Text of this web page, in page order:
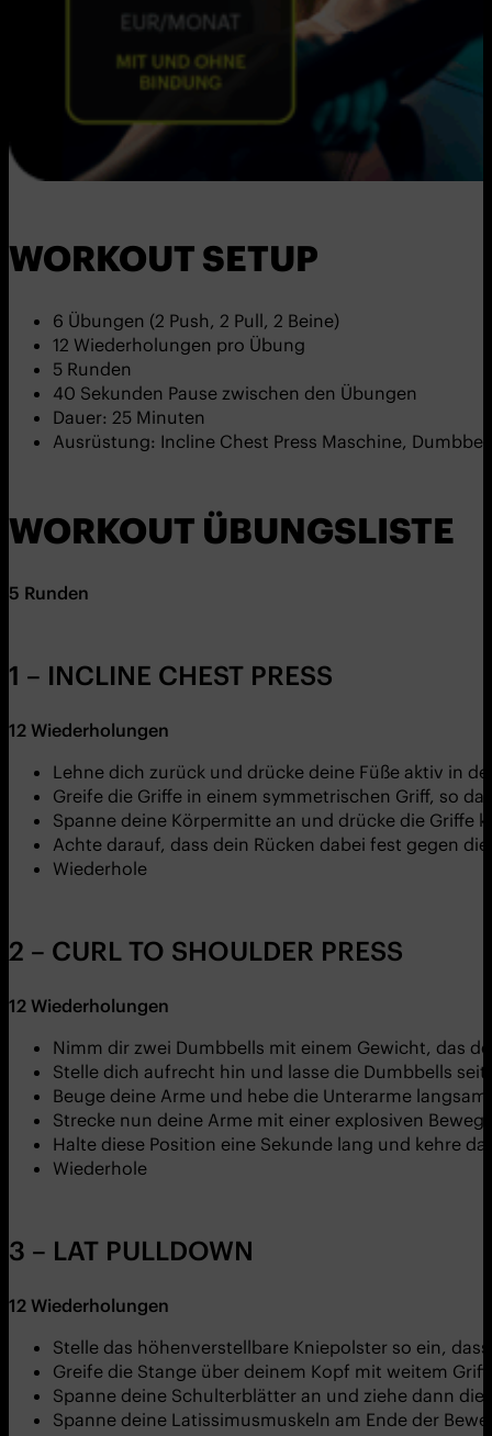
WORKOUT SETUP
6 Übungen (2 Push, 2 Pull, 2 Beine)
12 Wiederholungen pro Übung
5 Runden
40 Sekunden Pause zwischen den Übungen
Dauer: 25 Minuten
Ausrüstung: Incline Chest Press Maschine,
WORKOUT ÜBUNGSLISTE
5 Runden
1 – INCLINE CHEST PRESS
12 Wiederholungen
Lehne dich zurück und drücke deine Füße aktiv in
Greife die Griffe in einem symmetrischen Griff, so
Spanne deine Körpermitte an und drücke die Griffe
Achte darauf, dass dein Rücken dabei fest gegen
Wiederhole
2 – CURL TO SHOULDER PRESS
12 Wiederholungen
Nimm dir zwei Dumbbells mit einem Gewicht, das
Stelle dich aufrecht hin und lasse die Dumbbells
Beuge deine Arme und hebe die Unterarme
Strecke nun deine Arme mit einer explosiven
Halte diese Position eine Sekunde lang und kehre
Wiederhole
3 – LAT PULLDOWN
12 Wiederholungen
Stelle das höhenverstellbare Kniepolster so ein,
Greife die Stange über deinem Kopf mit weitem
Spanne deine Schulterblätter an und ziehe dann
Spanne deine Latissimusmuskeln am Ende der